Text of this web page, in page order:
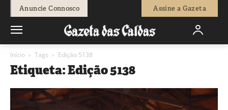
Anuncie Connosco Assine a Gazeta
Início Tags Edição 5138
Etiqueta: Edição 5138